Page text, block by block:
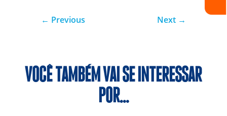
← Previous Next →
VOCÊ TAMBÉM VAI SE INTERESSAR
POR…